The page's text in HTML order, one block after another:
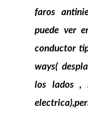
faros
puede ver
conductor
ways(
los lados ,